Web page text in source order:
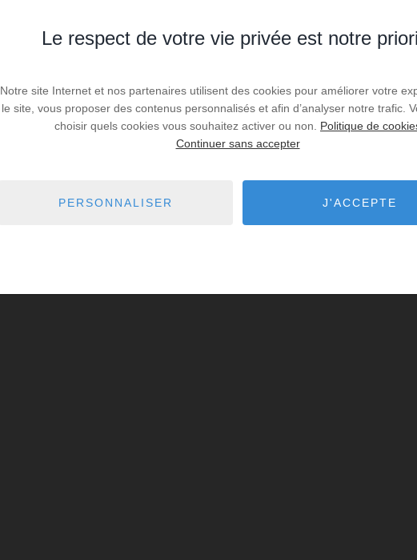
Le respect de votre vie privée est notre
Notre site Internet et nos partenaires utilisent des cookies pour améliorer votre
le site, vous proposer des contenus personnalisés et afin d’analyser notre trafic.
choisir quels cookies vous souhaitez activer ou non. Politique de
Continuer sans accepter
PERSONNALISER J'ACCEPTE